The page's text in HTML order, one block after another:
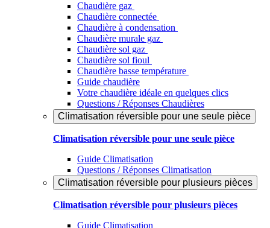
Chaudière gaz
Chaudière connectée
Chaudière à condensation
Chaudière murale gaz
Chaudière sol gaz
Chaudière sol fioul
Chaudière basse température
Guide chaudière
Votre chaudière idéale en quelques clics
Questions / Réponses Chaudières
Climatisation réversible pour une seule pièce
Climatisation réversible pour une seule pièce
Guide Climatisation
Questions / Réponses Climatisation
Climatisation réversible pour plusieurs pièces
Climatisation réversible pour plusieurs pièces
Guide Climatisation